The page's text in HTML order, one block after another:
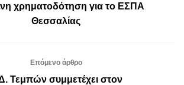
χρηματοδότηση για το ΕΣΠΑ
Θεσσαλίας
Επόμενο άρθρο
Τεμπών συμμετέχει στον